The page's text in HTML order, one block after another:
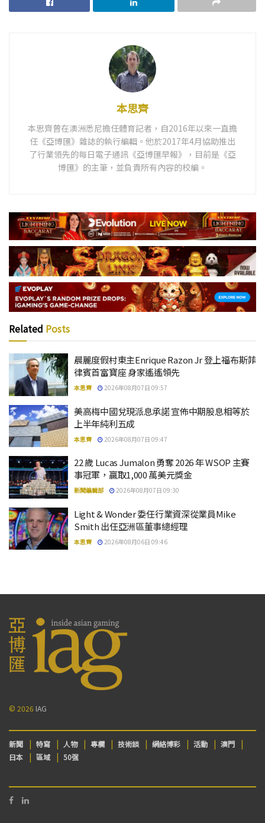
本思齊
本思齊曾在澳洲悉尼擔任體育記者，自2016年以來一直擔
任《亞博匯》雜誌的執行編輯。他於2017年4月協助推出
了行業領先的每日電子通訊《亞博匯早報》，目前是《亞
博匯》的主筆，並負責所有內容的校編。
Related Posts
晨麗度假村東主Enrique Razon Jr 登上福布斯菲
律賓首富寶座 身家遙遙領先
本思齊 2026年08月07日 09:57
美高梅中國兌現派息承諾 宣佈中期股息相等於
上半年純利五成
本思齊 2026年08月07日 09:47
22 歲 Lucas Jumalon 勇奪 2026 年 WSOP 主賽
事冠軍，贏取1,000 萬美元獎金
新聞編輯部 2026年08月07日 09:30
Light & Wonder 委任行業資深從業員Mike
Smith 出任亞洲區董事總經理
本思齊 2026年08月06日 09:46
© 2026 IAG
新聞 特寫 人物 專欄 技術談 網絡博彩 活動
澳門
日本
區域 50强